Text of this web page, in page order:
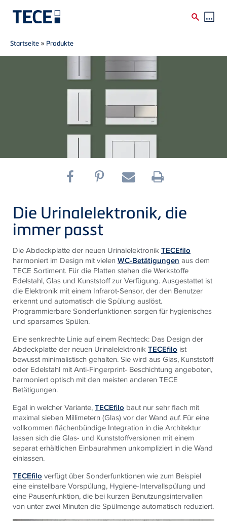
Direkt zum Inhalt
Breadcrumb
Startseite » Produkte
Die Urinalelektronik, die
immer passt
Die Abdeckplatte der neuen UrinalelektronikTECEfilo
harmoniert im Design mit vielenWC-Betätigungen aus dem
TECE Sortiment. Für die Platten stehen die Werkstoffe
Edelstahl, Glas und Kunststoff zur Verfügung. Ausgestattet ist
die Elektronik mit einem Infrarot-Sensor, der den Benutzer
erkennt und automatisch die Spülung auslöst.
Programmierbare Sonderfunktionen sorgen für hygienisches
und sparsames Spülen.
Eine senkrechte Linie auf einem Rechteck: Das Design der
Abdeckplatte der neuen UrinalelektronikTECEfilo ist
bewusst minimalistisch gehalten. Sie wird aus Glas, Kunststoff
oder Edelstahl mit Anti-Fingerprint- Beschichtung angeboten,
harmoniert optisch mit den meisten anderen TECE
Betätigungen.
Egal in welcher Variante,TECEfilo baut nur sehr flach mit
maximal sieben Millimetern (Glas) vor der Wand auf. Für eine
vollkommen flächenbündige Integration in die Architektur
lassen sich die Glas- und Kunststoffversionen mit einem
separat erhältlichen Einbaurahmen unkompliziert in die Wand
einlassen.
TECEfilo verfügt über Sonderfunktionen wie zum Beispiel
eine einstellbare Vorspülung, Hygiene-Intervallspülung und
eine Pausenfunktion, die bei kurzen Benutzungsintervallen
von unter zwei Minuten die Spülmenge automatisch reduziert.